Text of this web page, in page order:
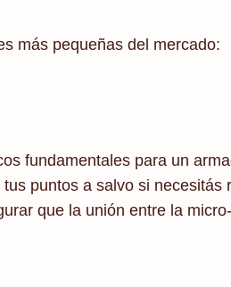
más pequeñas del mercado:
fundamentales para un
puntos a salvo si necesitás
que la unión entre la